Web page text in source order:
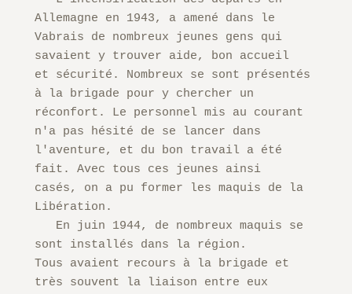
Allemagne en 1943, a amené dans le
Vabrais de nombreux jeunes gens qui
savaient y trouver aide, bon accueil
et sécurité. Nombreux se sont présentés
à la brigade pour y chercher un
réconfort. Le personnel mis au courant
n'a pas hésité de se lancer dans
l'aventure, et du bon travail a été
fait. Avec tous ces jeunes ainsi
casés, on a pu former les maquis de la
Libération.
sont installés dans la région.
Tous avaient recours à la brigade et
très souvent la liaison entre eux